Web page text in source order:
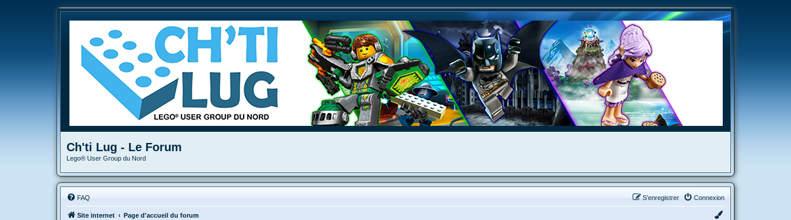
Ch'ti Lug - Le Forum
Lego® User Group du Nord
FAQ Connexion
S’enregistrer
Site internet Page d'accueil du forum